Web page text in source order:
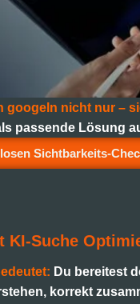
googeln nicht nur –
passende Lösung
Sichtbarkeits-
KI-Suche
Du bereitest
korrekt